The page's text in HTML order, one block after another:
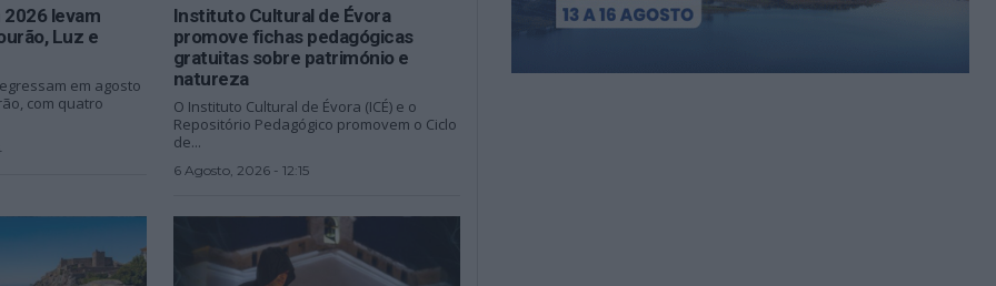
levam
Luz e
em agosto
com quatro
Instituto Cultural de Évora
promove fichas pedagógicas
gratuitas sobre património e
natureza
O Instituto Cultural de Évora (ICÉ) e o
Repositório Pedagógico promovem o Ciclo
de...
6 Agosto, 2026 - 12:15